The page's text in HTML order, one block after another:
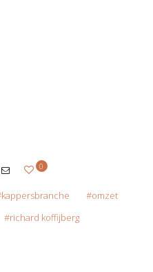
0
kappersbranche
omzet
richard koffijberg